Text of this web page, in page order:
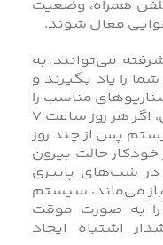
همراه، وضعیت
فعال شوند.
می‌توانند به‌
را یاد بگیرند و
مناسب را
پیشنهاد یا اجرا کنند. برای مثال، اگر هر روز ساعت ۷
پس از چند روز
حالت بیرون
در شب‌های پاییزی
می‌ماند، سیستم
به‌ صورت موقت
اشتباه ایجاد